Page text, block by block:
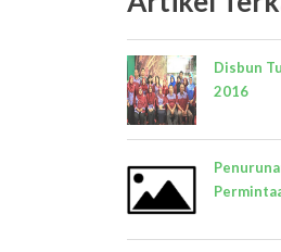
Disbun
2016